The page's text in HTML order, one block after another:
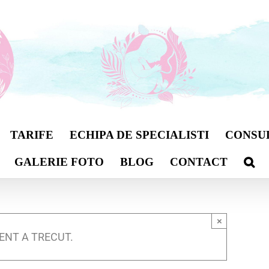
TARIFE ECHIPA DE SPECIALISTI
GALERIE FOTO BLOG CONTACT
A TRECUT.
×